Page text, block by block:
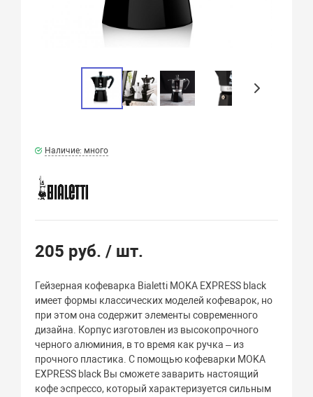
Наличие: много
205 руб./ шт.
Гейзерная кофеварка Bialetti MOKA EXPRESS black
имеет формы классических моделей кофеварок, но
при этом она содержит элементы современного
дизайна. Корпус изготовлен из высокопрочного
черного алюминия, в то время как ручка – из
прочного пластика. С помощью кофеварки MOKA
EXPRESS black Вы сможете заварить настоящий
кофе эспрессо, который характеризуется сильным